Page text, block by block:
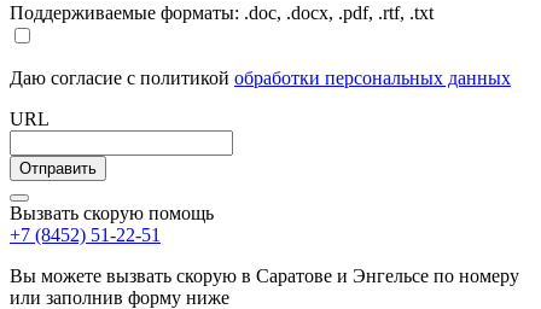
Поддерживаемые форматы: .doc, .docx, .pdf, .rtf, .txt
Даю согласие с политикой обработки персональных данных
URL
Вызвать скорую помощь
+7 (8452) 51-22-51
Вы можете вызвать скорую в Саратове и Энгельсе по номеру
или заполнив форму ниже